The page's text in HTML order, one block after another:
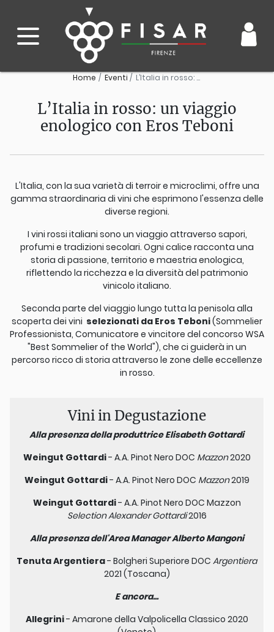
Home Eventi L’Italia in rosso: un viaggio enologico con Eros Teboni
L’Italia in rosso: un viaggio
enologico con Eros Teboni
L'Italia, con la sua varietà di terroir e microclimi, offre una
gamma straordinaria di vini che esprimono l'essenza delle
diverse regioni.
I vini rossi italiani sono un viaggio attraverso sapori,
profumi e tradizioni secolari. Ogni calice racconta una
storia di passione, territorio e maestria enologica,
riflettendo la ricchezza e la diversità del patrimonio
vinicolo italiano.
Seconda parte del viaggio lungo tutta la penisola alla
scoperta dei vini selezionati da Eros Teboni(Sommelier
Professionista, Comunicatore e vincitore del concorso WSA
"Best Sommelier of the World"), che ci guiderà in un
percorso ricco di storia attraverso le zone delle eccellenze
in rosso.
Vini in Degustazione
Alla presenza della produttrice Elisabeth Gottardi
Weingut Gottardi- A.A. Pinot Nero DOC Mazzon2020
Weingut Gottardi- A.A. Pinot Nero DOC Mazzon2019
Weingut Gottardi- A.A. Pinot Nero DOC Mazzon
Selection Alexander Gottardi2016
Alla presenza dell'Area Manager Alberto Mangoni
Tenuta Argentiera- Bolgheri Superiore DOC Argentiera
2021 (Toscana)
E ancora...
Allegrini- Amarone della Valpolicella Classico 2020